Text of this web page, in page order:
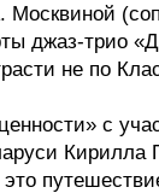
Москвиной
джаз-трио
не по
с
Кирилла